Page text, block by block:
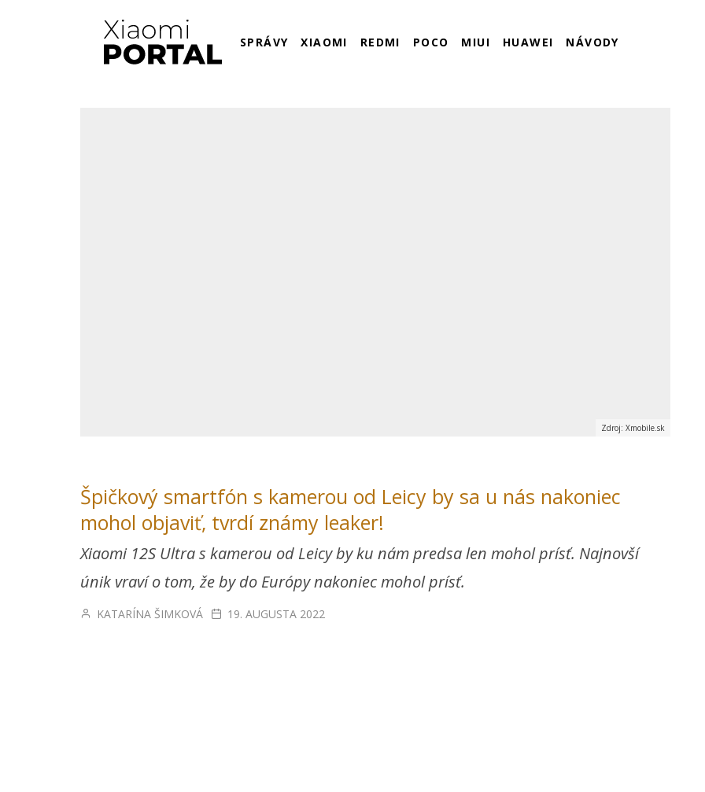
SPRÁVY XIAOMI REDMI POCO MIUI HUAWEI NÁVODY
Zdroj: Xmobile.sk
Špičkový smartfón s kamerou od Leicy by sa u nás nakoniec
mohol objaviť, tvrdí známy leaker!
Xiaomi 12S Ultra s kamerou od Leicy by ku nám predsa len mohol prísť. Najnovší
únik vraví o tom, že by do Európy nakoniec mohol prísť.
KATARÍNA ŠIMKOVÁ 19. AUGUSTA 2022